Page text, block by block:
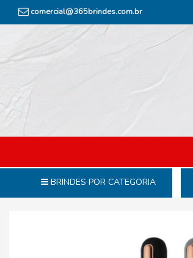
comercial@365brindes.com.br
BRINDES POR CATEGORIA